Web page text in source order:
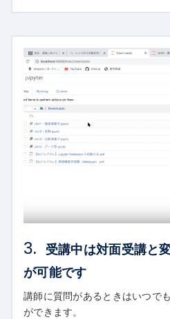
3.
受講中は対面受講と
が可能です
講師に質問があるときはいつで
ができます。